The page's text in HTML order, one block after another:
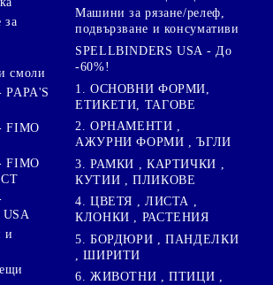
за
смоли
PAPA'S
FIMO
FIMO
USA
и
Машини за рязане/релеф,
подвързване и консумативи
SPELLBINDERS USA - До
-60%!
1. ОСНОВНИ ФОРМИ,
ЕТИКЕТИ, ТАГОВЕ
2. ОРНАМЕНТИ ,
АЖУРНИ ФОРМИ , ЪГЛИ
3. РАМКИ , КАРТИЧКИ ,
КУТИИ , ПЛИКОВЕ
4. ЦВЕТЯ , ЛИСТА ,
КЛОНКИ , РАСТЕНИЯ
5. БОРДЮРИ , ПАНДЕЛКИ
, ШИРИТИ
6. ЖИВОТНИ , ПТИЦИ ,